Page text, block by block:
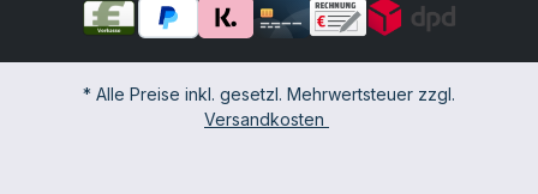
* Alle Preise inkl. gesetzl. Mehrwertsteuer zzgl.
Versandkosten